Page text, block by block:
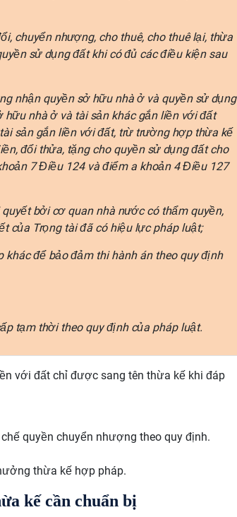
chuyển nhượng, cho thuê, cho thuê lại, thừa
sử dụng đất khi có đủ các điều kiện sau
nhận quyền sở hữu nhà ở và quyền sử dụng
nhà ở và tài sản khác gắn liền với đất
sản gắn liền với đất, trừ trường hợp thừa kế
đổi thửa, tặng cho quyền sử dụng đất cho
7 Điều 124 và điểm a khoản 4 Điều 127
bởi cơ quan nhà nước có thẩm quyền,
của Trọng tài đã có hiệu lực pháp luật;
khác để bảo đảm thi hành án theo quy định
tạm thời theo quy định của pháp luật.
với đất chỉ được sang tên thừa kế khi đáp
quyền chuyển nhượng theo quy định.
thừa kế hợp pháp.
kế cần chuẩn bị